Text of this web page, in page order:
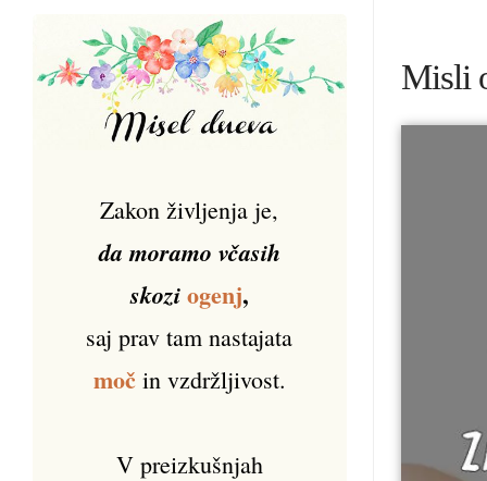
Misli
Zakon življenja je,
da moramo včasih
skozi ogenj,
saj prav tam nastajata
močin vzdržljivost.
V preizkušnjah